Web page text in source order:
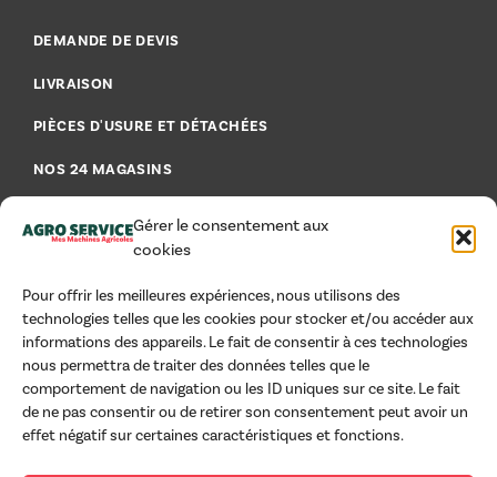
Gérer le consentement aux
cookies
Pour offrir les meilleures expériences, nous utilisons des
technologies telles que les cookies pour stocker et/ou accéder aux
informations des appareils. Le fait de consentir à ces technologies
nous permettra de traiter des données telles que le
comportement de navigation ou les ID uniques sur ce site. Le fait
de ne pas consentir ou de retirer son consentement peut avoir un
effet négatif sur certaines caractéristiques et fonctions.
DEMANDE DE DEVIS
LIVRAISON
PIÈCES D'USURE ET DÉTACHÉES
NOS 24 MAGASINS
AIDE & CONSEILS
MENTIONS LÉGALES
CGU
CGV PROFESSIONNELS